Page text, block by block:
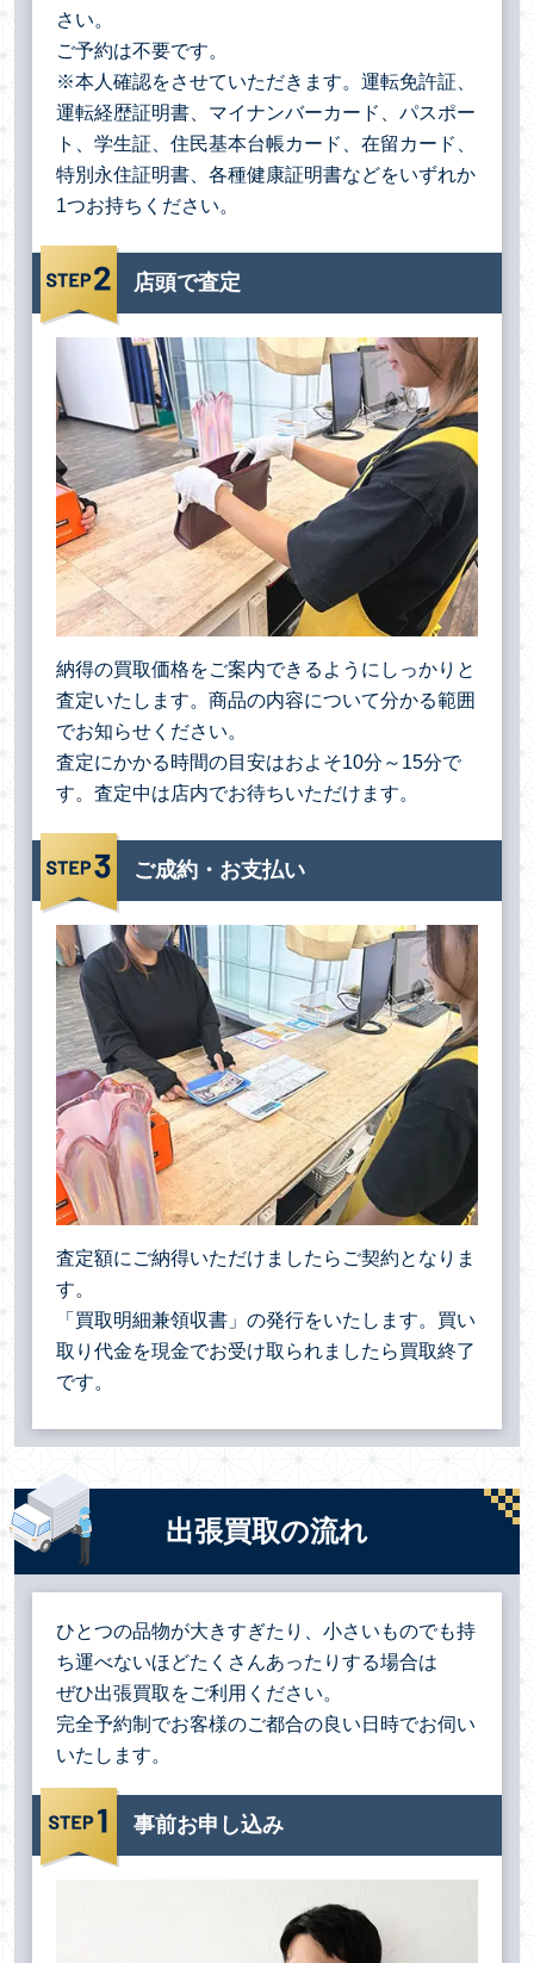
さい。
ご予約は不要です。
※本人確認をさせていただきます。運転免許証、
運転経歴証明書、マイナンバーカード、パスポー
ト、学生証、住民基本台帳カード、在留カード、
特別永住証明書、各種健康証明書などをいずれか
1つお持ちください。
店頭で査定
納得の買取価格をご案内できるようにしっかりと
査定いたします。商品の内容について分かる範囲
でお知らせください。
査定にかかる時間の目安はおよそ10分～15分で
す。査定中は店内でお待ちいただけます。
ご成約・お支払い
査定額にご納得いただけましたらご契約となりま
す。
「買取明細兼領収書」の発行をいたします。買い
取り代金を現金でお受け取られましたら買取終了
です。
出張買取の流れ
ひとつの品物が大きすぎたり、小さいものでも持
ち運べないほどたくさんあったりする場合は
ぜひ出張買取をご利用ください。
完全予約制でお客様のご都合の良い日時でお伺い
いたします。
事前お申し込み